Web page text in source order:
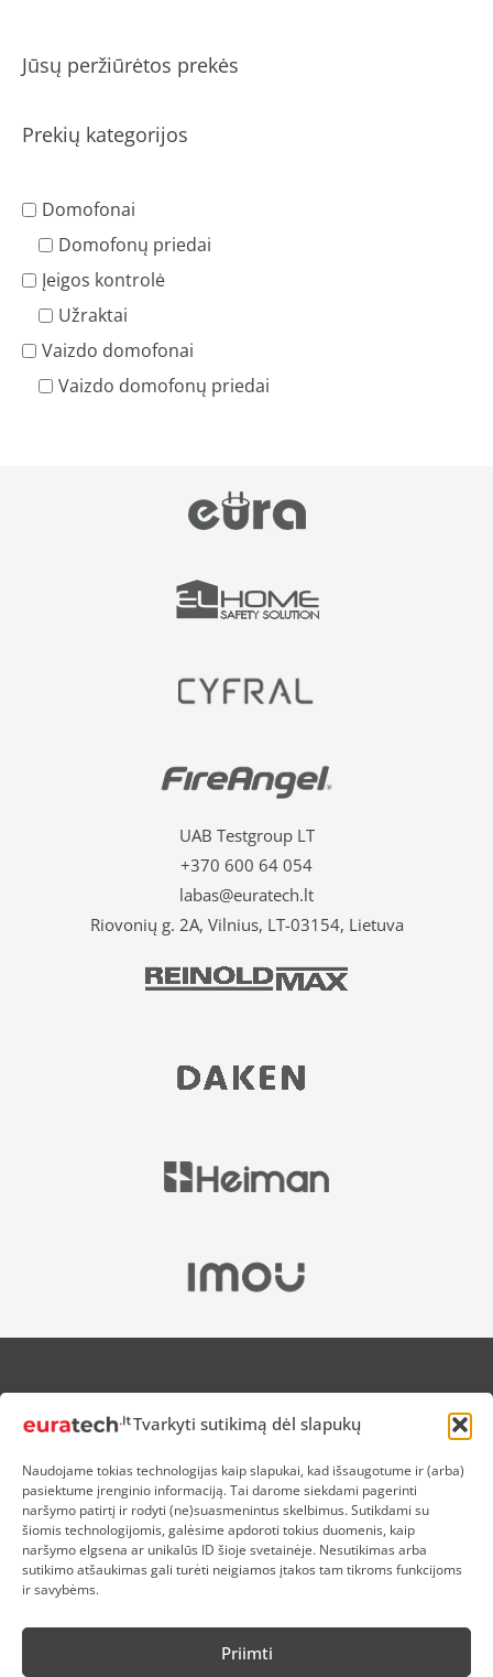
Tvarkyti sutikimą dėl slapukų
Naudojame tokias technologijas kaip slapukai, kad išsaugotume ir (arba)
pasiektume įrenginio informaciją. Tai darome siekdami pagerinti
naršymo patirtį ir rodyti (ne)suasmenintus skelbimus. Sutikdami su
šiomis technologijomis, galėsime apdoroti tokius duomenis, kaip
naršymo elgsena ar unikalūs ID šioje svetainėje. Nesutikimas arba
sutikimo atšaukimas gali turėti neigiamos įtakos tam tikroms funkcijoms
ir savybėms.
Priimti
Jūsų peržiūrėtos prekės
Prekių kategorijos
Domofonai
Domofonų priedai
Įeigos kontrolė
Užraktai
Vaizdo domofonai
Vaizdo domofonų priedai
UAB Testgroup LT
+370 600 64 054
labas@euratech.lt
Riovonių g. 2A, Vilnius, LT-03154, Lietuva
NUOLAIDOS HEROJAMS
PREKIŲ IR PINIGŲ GRĄŽINIMAS
ATSISKAITYMAS
D.U.K
KOKYBĖS POLITIKA
SLAPUKŲ POLITIKA
SĄLYGOS IR TAISYKLĖS
ELEKTRONIKOS RŪŠIAVIMAS